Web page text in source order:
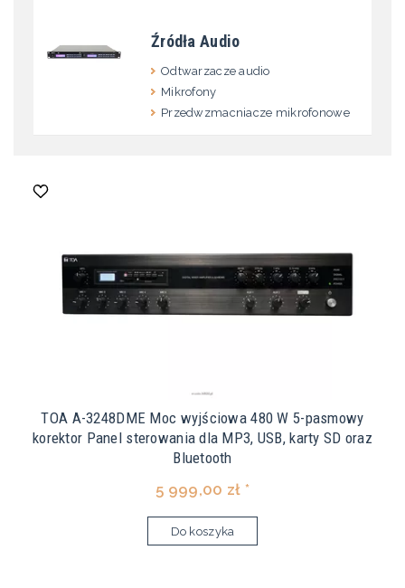
Źródła Audio
Odtwarzacze audio
Mikrofony
Przedwzmacniacze mikrofonowe
TOA A-3248DME Moc wyjściowa 480 W 5-pasmowy
korektor Panel sterowania dla MP3, USB, karty SD oraz
Bluetooth
5 999,00 zł *
Do koszyka